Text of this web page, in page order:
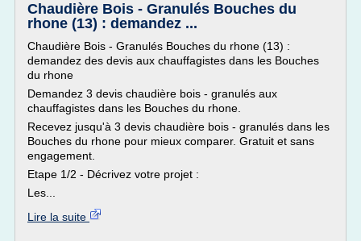
Chaudière Bois - Granulés Bouches du
rhone (13) : demandez ...
Chaudière Bois - Granulés Bouches du rhone (13) :
demandez des devis aux chauffagistes dans les Bouches
du rhone
Demandez 3 devis chaudière bois - granulés aux
chauffagistes dans les Bouches du rhone.
Recevez jusqu'à 3 devis chaudière bois - granulés dans les
Bouches du rhone pour mieux comparer. Gratuit et sans
engagement.
Etape 1/2 - Décrivez votre projet :
Les...
Lire la suite